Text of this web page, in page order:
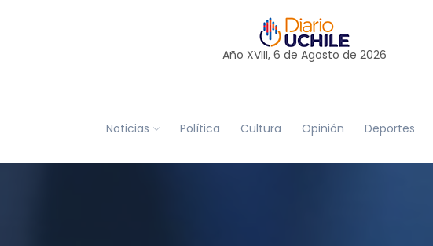
Año XVIII, 6 de Agosto de 2026
Noticias Política Cultura Opinión Deportes